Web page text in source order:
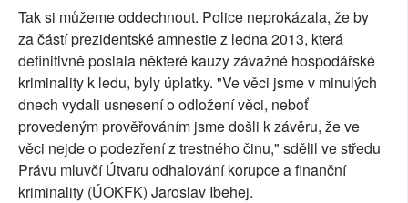
PŘÍSPĚVKY NA PROVOZ
SOCIÁLNÍ SÍTĚ
RUBRIKY
PLNÁ VERZE STRÁNEK
Tak si můžeme oddechnout. Police neprokázala, že by
za částí prezidentské amnestie z ledna 2013, která
definitivně poslala některé kauzy závažné hospodářské
kriminality k ledu, byly úplatky. "Ve věci jsme v minulých
dnech vydali usnesení o odložení věci, neboť
provedeným prověřováním jsme došli k závěru, že ve
věci nejde o podezření z trestného činu," sdělil ve středu
Právu mluvčí Útvaru odhalování korupce a finanční
kriminality (ÚOKFK) Jaroslav Ibehej.